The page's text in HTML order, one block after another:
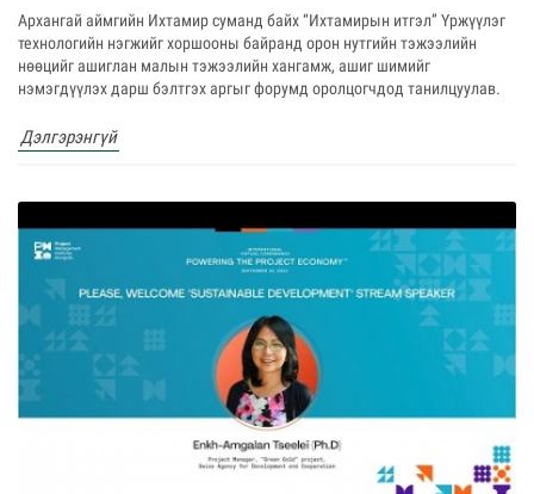
Архангай аймгийн Ихтамир суманд байх “Ихтамирын итгэл” Үржүүлэг
технологийн нэгжийг хоршооны байранд орон нутгийн тэжээлийн
нөөцийг ашиглан малын тэжээлийн хангамж, ашиг шимийг
нэмэгдүүлэх дарш бэлтгэх аргыг форумд оролцогчдод танилцуулав.
Дэлгэрэнгүй